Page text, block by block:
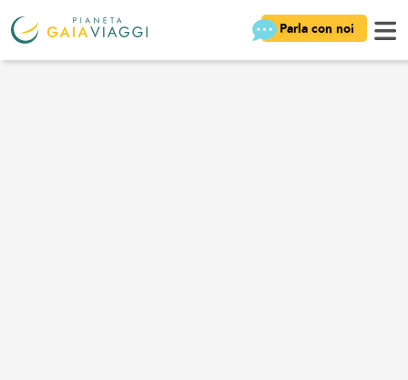
Parla con noi